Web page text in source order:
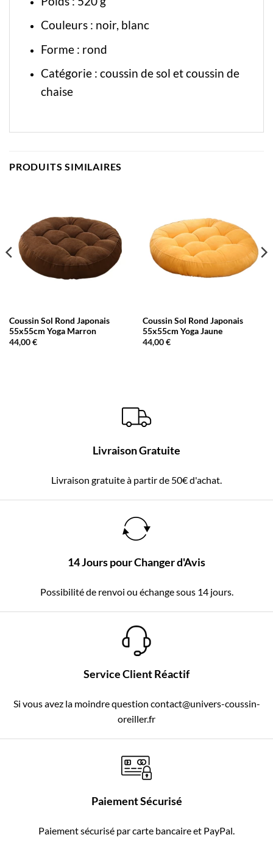
Couleurs : noir, blanc
Forme : rond
Catégorie : coussin de sol etcoussin de
chaise
PRODUITS SIMILAIRES
Coussin Sol Rond Japonais
55x55cm Yoga Marron
44,00€
Coussin Sol Rond Japonais
55x55cm Yoga Jaune
44,00€
Livraison Gratuite
Livraison gratuite à partir de 50€ d'achat.
14 Jours pour Changer d'Avis
Possibilité de renvoi ou échange sous 14 jours.
Service Client Réactif
Si vous avez la moindre question contact@univers-coussin-
oreiller.fr
Paiement Sécurisé
Paiement sécurisé par carte bancaire et PayPal.